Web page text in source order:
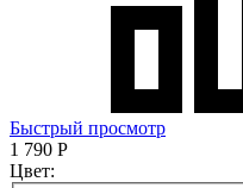
Быстрый просмотр
1 790 Р
Цвет: